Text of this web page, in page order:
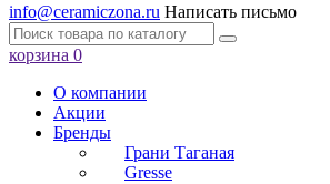
info@ceramiczona.ru Написать письмо
корзина 0
О компании
Акции
Бренды
Грани Таганая
Gresse